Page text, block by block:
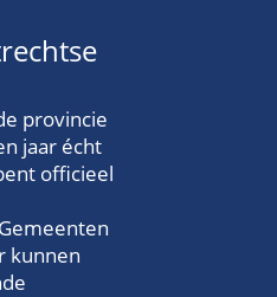
provincie
jaar écht
officieel
kunnen